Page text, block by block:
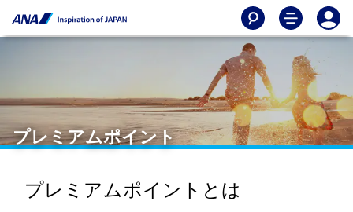
プレミアムポイント
プレミアムポイントとは